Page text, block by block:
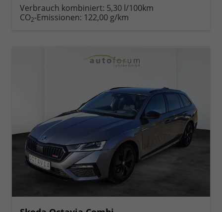
Verbrauch kombiniert: 5,30 l/100km
CO2-Emissionen: 122,00 g/km